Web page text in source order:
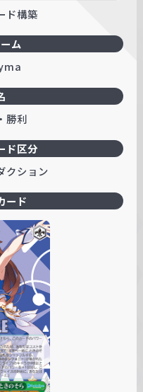
ム
勝利
ド構築
ド区分
クション
ード